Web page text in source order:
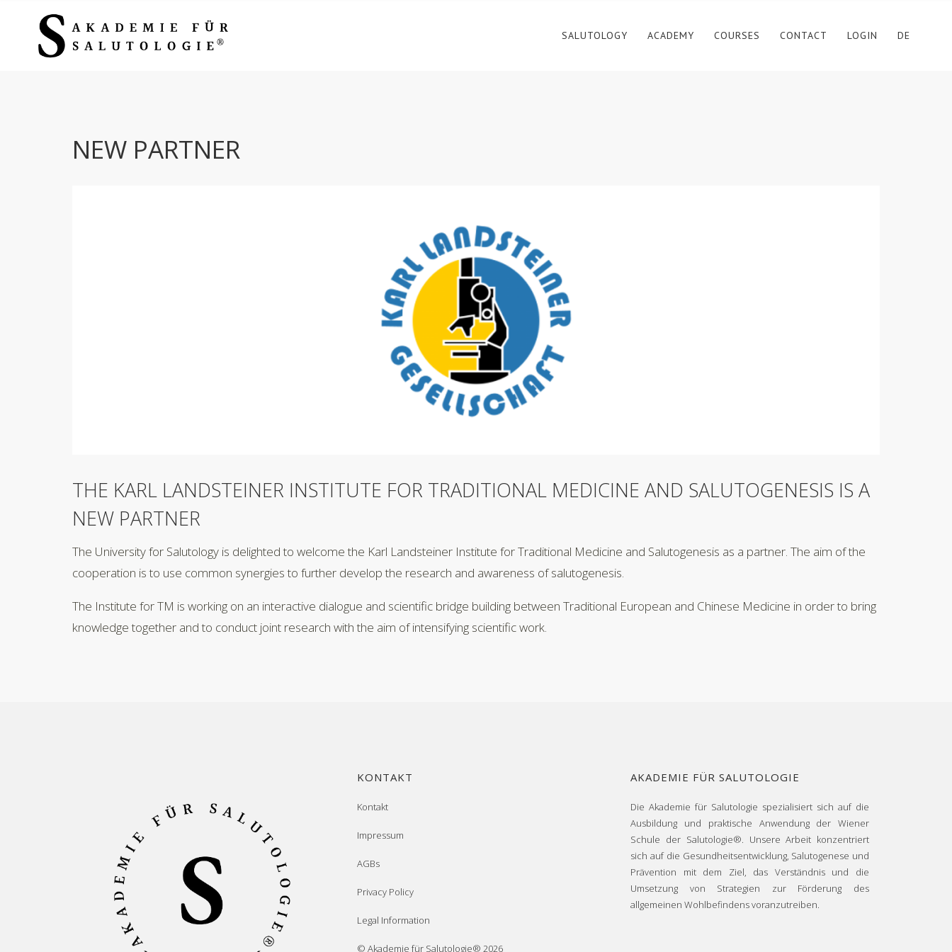
SALUTOLOGY ACADEMY COURSES CONTACT LOGIN DE
NEW PARTNER
THE KARL LANDSTEINER INSTITUTE FOR TRADITIONAL MEDICINE AND SALUTOGENESIS IS A
NEW PARTNER
The University for Salutology is delighted to welcome the Karl Landsteiner Institute for Traditional Medicine and Salutogenesis as a partner. The aim of the
cooperation is to use common synergies to further develop the research and awareness of salutogenesis.
The Institute for TM is working on an interactive dialogue and scientific bridge building between Traditional European and Chinese Medicine in order to bring
knowledge together and to conduct joint research with the aim of intensifying scientific work.
KONTAKT
Kontakt
Impressum
AGBs
Privacy Policy
Legal Information
© Akademie für Salutologie® 2026
AKADEMIE FÜR SALUTOLOGIE
Die Akademie für Salutologie spezialisiert sich auf die
Ausbildung und praktische Anwendung der Wiener
Schule der Salutologie®. Unsere Arbeit konzentriert
sich auf die Gesundheitsentwicklung, Salutogenese und
Prävention mit dem Ziel, das Verständnis und die
Umsetzung von Strategien zur Förderung des
allgemeinen Wohlbefindens voranzutreiben.